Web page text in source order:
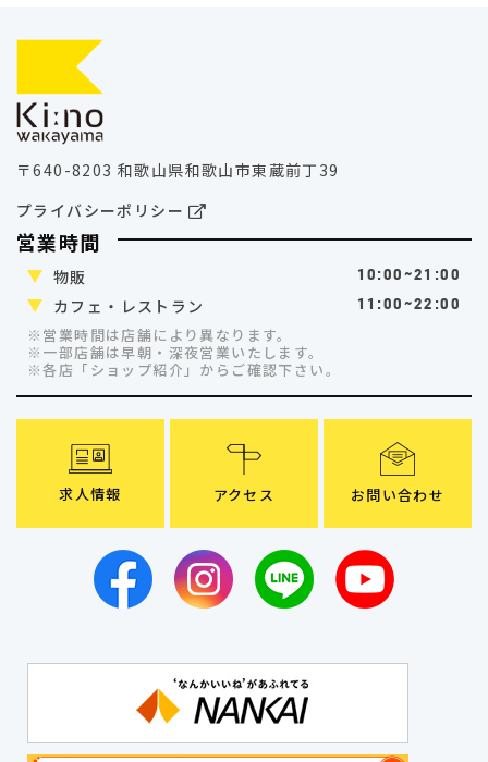
〒640-8203 和歌山県和歌山市東蔵前丁39
プライバシーポリシー
営業時間
物販 10:00~21:00
カフェ・レストラン 11:00~22:00
※営業時間は店舗により異なります。
※一部店舗は早朝・深夜営業いたします。
※各店「ショップ紹介」 からご確認下さい。
求人情報 アクセス お問い合わせ